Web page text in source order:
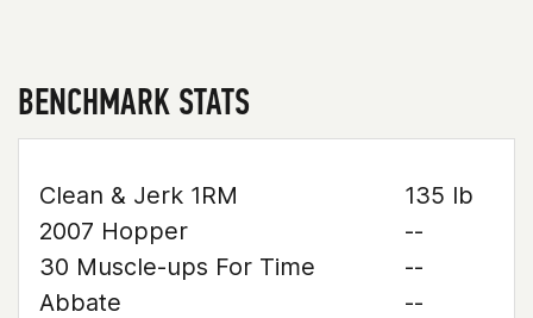
BENCHMARK STATS
Clean & Jerk 1RM
135 lb
2007 Hopper
--
30 Muscle-ups For Time
--
Abbate
--